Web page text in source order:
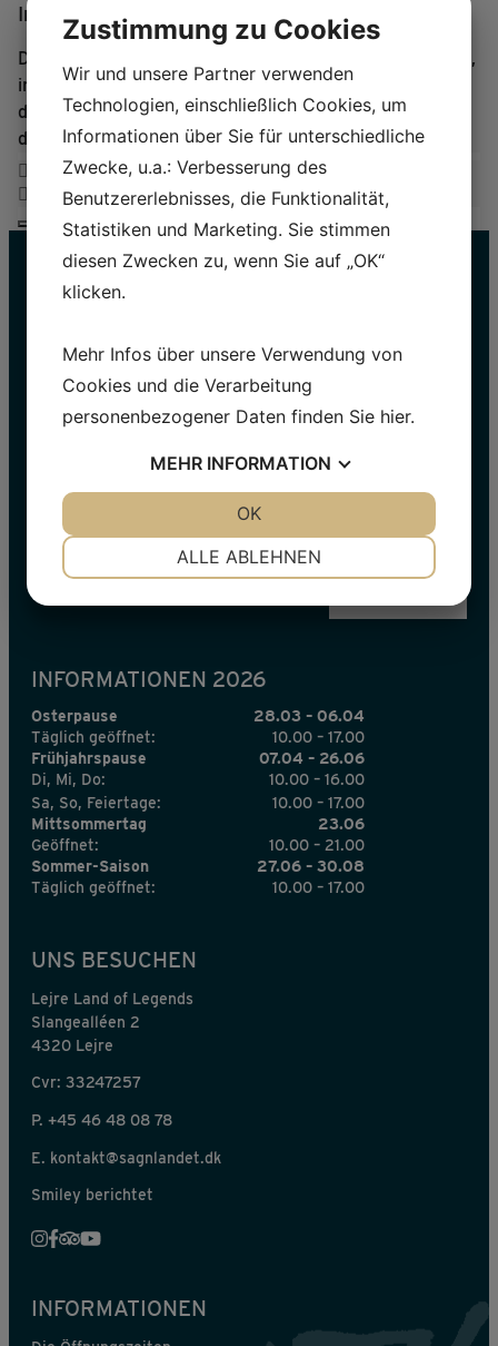
Info
Die Kostümwerkstatt ist eine funktionierende Werkstatt,
in der Kostüme nachgebildet werden, vom Schnurrock
der Egtved-Mädchen bis zu den prächtigen Kostümen
der Wikingerzeit.
mail
INFORMATIONEN 2026
Osterpause
28.03 – 06.04
Täglich geöffnet:
10.00 – 17.00
Frühjahrspause
07.04 – 26.06
Di, Mi, Do:
10.00 – 16.00
Sa, So, Feiertage:
10.00 – 17.00
Mittsommertag
23.06
Geöffnet:
10.00 – 21.00
Sommer-Saison
27.06 – 30.08
Täglich geöffnet:
10.00 – 17.00
UNS BESUCHEN
Lejre Land of Legends
Slangealléen 2
4320 Lejre
Cvr: 33247257
P. +45 46 48 08 78
E. kontakt@sagnlandet.dk
Smiley berichtet
INFORMATIONEN
Zustimmung zu Cookies
Wir und unsere Partner verwenden
Technologien, einschließlich Cookies, um
Informationen über Sie für unterschiedliche
Zwecke, u.a.: Verbesserung des
Benutzererlebnisses, die Funktionalität,
Statistiken und Marketing. Sie stimmen
diesen Zwecken zu, wenn Sie auf „OK“
klicken.
Mehr Infos über unsere Verwendung von
Cookies und die Verarbeitung
personenbezogener Daten finden Sie hier.
MEHR INFORMATION
STATISTIKEN
ALLE ABLEHNEN
OK